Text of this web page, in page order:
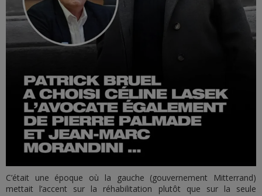
C’était une époque où la gauche (gouvernement Mitterrand)
mettait l’accent sur la réhabilitation plutôt que sur la seule